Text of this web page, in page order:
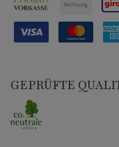
GEPRÜFTE